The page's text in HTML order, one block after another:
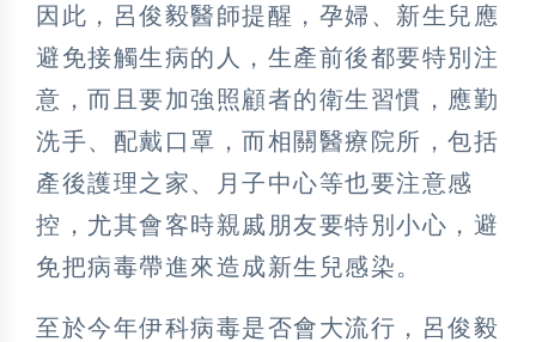
因此，呂俊毅醫師提醒，孕婦、新生兒應
避免接觸生病的人，生產前後都要特別注
意，而且要加強照顧者的衛生習慣，應勤
洗手、配戴口罩，而相關醫療院所，包括
產後護理之家、月子中心等也要注意感
控，尤其會客時親戚朋友要特別小心，避
免把病毒帶進來造成新生兒感染。
至於今年伊科病毒是否會大流行，呂俊毅